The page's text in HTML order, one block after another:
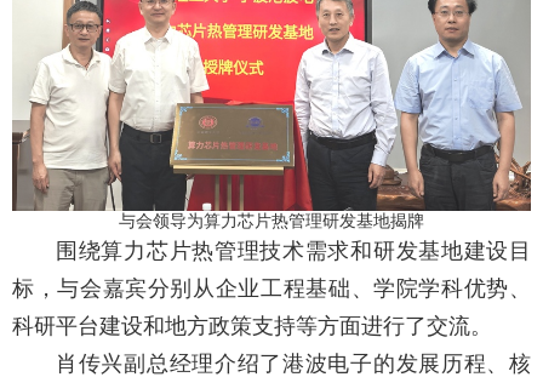
与会领导为算力芯片热管理研发基地揭牌
围绕算力芯片热管理技术需求和研发基地建设目
标，与会嘉宾分别从企业工程基础、学院学科优势、
科研平台建设和地方政策支持等方面进行了交流。
肖传兴副总经理介绍了港波电子的发展历程、核